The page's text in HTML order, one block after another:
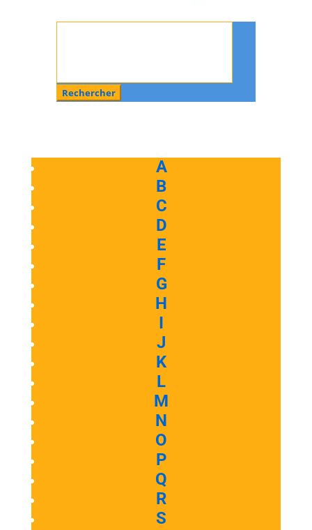
A
B
C
D
E
F
G
H
I
J
K
L
M
N
O
P
Q
R
S